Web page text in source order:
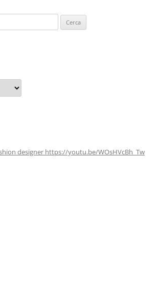
designer https://youtu.be/WOsHVcBh_Tw